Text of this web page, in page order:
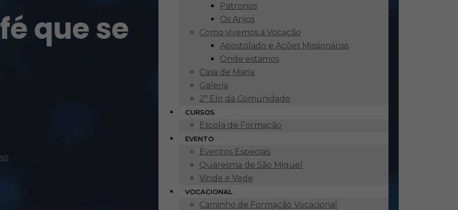
Patronos
Os Anjos
Como vivemos a Vocação
Apostolado e Ações Missionárias
Onde estamos
Casa de Maria
Galeria
2º Elo da Comunidade
CURSOS
Escola de Formação
EVENTO
Eventos Especiais
Quaresma de São Miguel
Vinde e Vede
VOCACIONAL
Caminho de Formação Vocacional
que se